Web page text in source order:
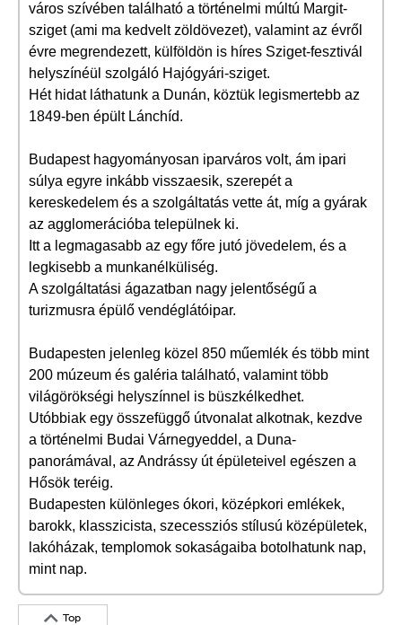
város szívében található a történelmi múltú Margit-
sziget (ami ma kedvelt zöldövezet), valamint az évről
évre megrendezett, külföldön is híres Sziget-fesztivál
helyszínéül szolgáló Hajógyári-sziget.
Hét hidat láthatunk a Dunán, köztük legismertebb az
1849-ben épült Lánchíd.
Budapest hagyományosan iparváros volt, ám ipari
súlya egyre inkább visszaesik, szerepét a
kereskedelem és a szolgáltatás vette át, míg a gyárak
az agglomerációba települnek ki.
Itt a legmagasabb az egy főre jutó jövedelem, és a
legkisebb a munkanélküliség.
A szolgáltatási ágazatban nagy jelentőségű a
turizmusra épülő vendéglátóipar.
Budapesten jelenleg közel 850 műemlék és több mint
200 múzeum és galéria található, valamint több
világörökségi helyszínnel is büszkélkedhet.
Utóbbiak egy összefüggő útvonalat alkotnak, kezdve
a történelmi Budai Várnegyeddel, a Duna-
panorámával, az Andrássy út épületeivel egészen a
Hősök teréig.
Budapesten különleges ókori, középkori emlékek,
barokk, klasszicista, szecessziós stílusú középületek,
lakóházak, templomok sokaságaiba botolhatunk nap,
mint nap.
Top